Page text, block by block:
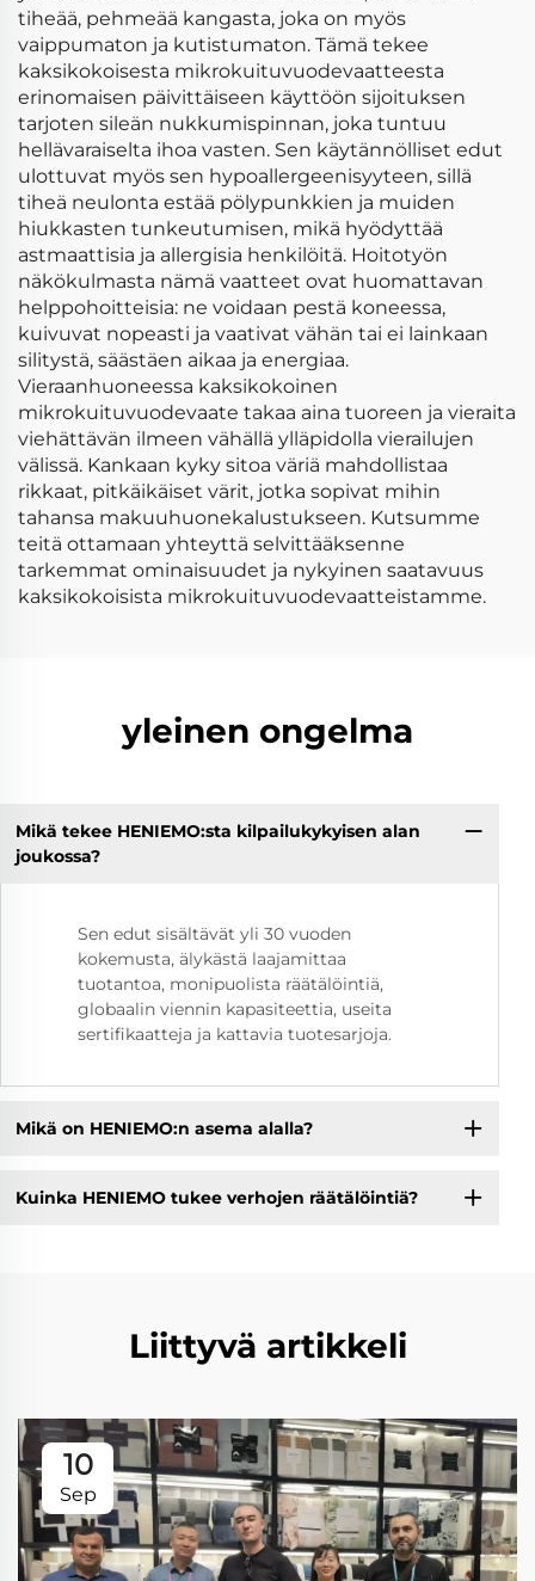
tiheää, pehmeää kangasta, joka on myös
vaippumaton ja kutistumaton. Tämä tekee
kaksikokoisesta mikrokuituvuodevaatteesta
erinomaisen päivittäiseen käyttöön sijoituksen
tarjoten sileän nukkumispinnan, joka tuntuu
hellävaraiselta ihoa vasten. Sen käytännölliset edut
ulottuvat myös sen hypoallergeenisyyteen, sillä
tiheä neulonta estää pölypunkkien ja muiden
hiukkasten tunkeutumisen, mikä hyödyttää
astmaattisia ja allergisia henkilöitä. Hoitotyön
näkökulmasta nämä vaatteet ovat huomattavan
helppohoitteisia: ne voidaan pestä koneessa,
kuivuvat nopeasti ja vaativat vähän tai ei lainkaan
silitystä, säästäen aikaa ja energiaa.
Vieraanhuoneessa kaksikokoinen
mikrokuituvuodevaate takaa aina tuoreen ja vieraita
viehättävän ilmeen vähällä ylläpidolla vierailujen
välissä. Kankaan kyky sitoa väriä mahdollistaa
rikkaat, pitkäikäiset värit, jotka sopivat mihin
tahansa makuuhuonekalustukseen. Kutsumme
teitä ottamaan yhteyttä selvittääksenne
tarkemmat ominaisuudet ja nykyinen saatavuus
kaksikokoisista mikrokuituvuodevaatteistamme.
yleinen ongelma
Mikä tekee HENIEMO:sta kilpailukykyisen alan
joukossa?
Sen edut sisältävät yli 30 vuoden
kokemusta, älykästä laajamittaa
tuotantoa, monipuolista räätälöintiä,
globaalin viennin kapasiteettia, useita
sertifikaatteja ja kattavia tuotesarjoja.
Mikä on HENIEMO:n asema alalla?
Kuinka HENIEMO tukee verhojen räätälöintiä?
Liittyvä artikkeli
10
Sep